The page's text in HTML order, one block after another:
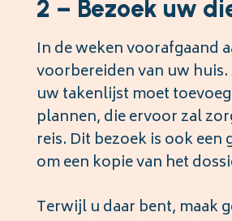
2 – Bezoek uw
In de weken voorafgaand
voorbereiden van uw
uw takenlijst moet
plannen, die ervoor zal
reis. Dit bezoek is ook
om een kopie van het
Terwijl u daar bent, maak